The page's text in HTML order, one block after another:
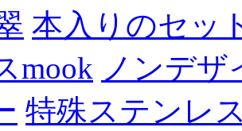
本入りのセッ
mook ノンデザ
特殊ステンレ